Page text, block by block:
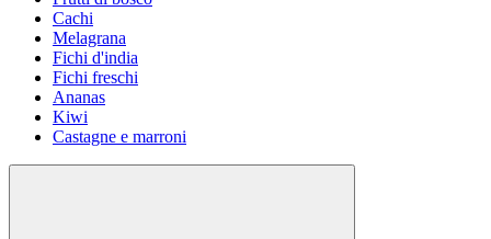
Cachi
Melagrana
Fichi d'india
Fichi freschi
Ananas
Kiwi
Castagne e marroni